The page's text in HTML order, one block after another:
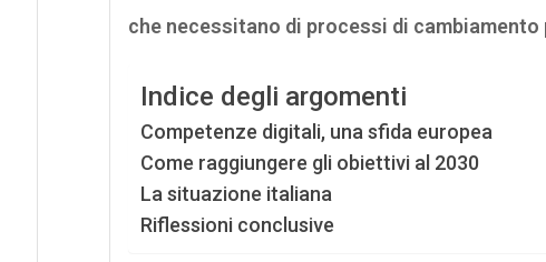
che necessitano di processi di
Indice degli argomenti
Competenze digitali, una sfida europea
Come raggiungere gli obiettivi al 2030
La situazione italiana
Riflessioni conclusive